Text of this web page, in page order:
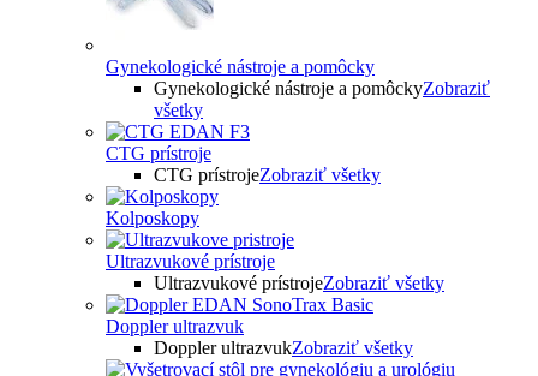
Gynekologické nástroje a pomôcky
Gynekologické nástroje a pomôckyZobraziť
všetky
CTG prístroje
CTG prístrojeZobraziť všetky
Kolposkopy
Ultrazvukové prístroje
Ultrazvukové prístrojeZobraziť všetky
Doppler ultrazvuk
Doppler ultrazvukZobraziť všetky